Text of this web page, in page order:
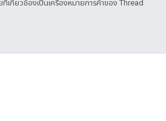
ที่เกี่ยวข้องเป็นเครื่องหมายการค้าของ Thread